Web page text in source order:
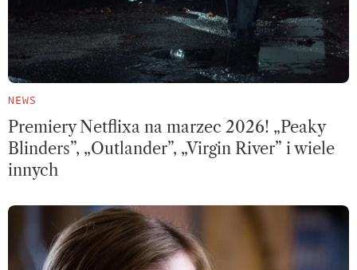
NEWS
Premiery Netflixa na marzec 2026! „Peaky
Blinders”, „Outlander”, „Virgin River” i wiele
innych